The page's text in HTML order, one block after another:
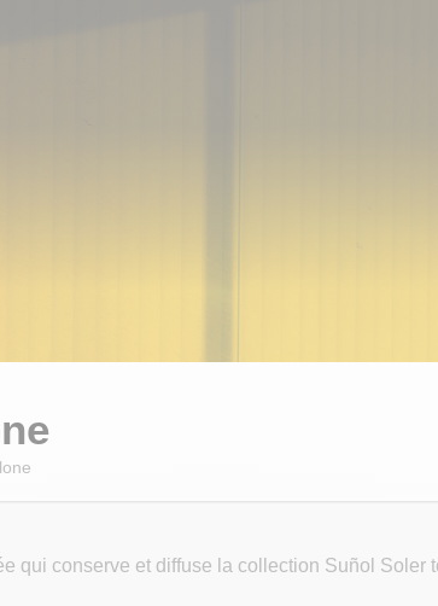
qui conserve et diffuse la collection Suñol